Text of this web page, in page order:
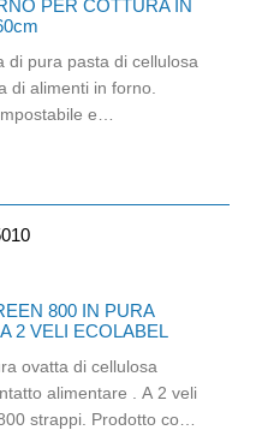
PER COTTURA IN
di pura pasta di cellulosa
di alimenti in forno.
e
800 IN PURA
2 VELI ECOLABEL
ovatta di cellulosa
alimentare . A 2 veli
Prodotto con